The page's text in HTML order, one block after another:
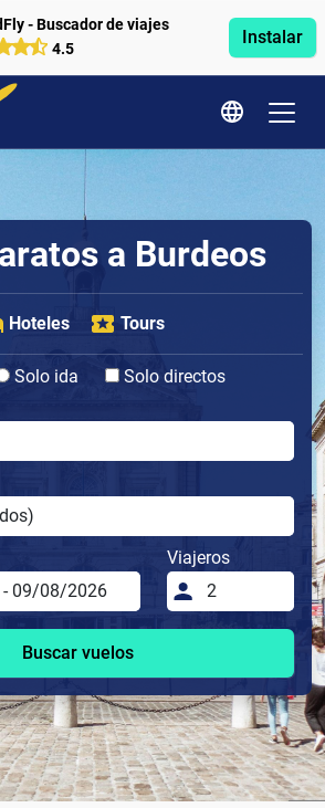
- Buscador de viajes
4.5
Instalar
a Burdeos
Hoteles Tours
Solo ida
Solo directos
Viajeros
Buscar vuelos